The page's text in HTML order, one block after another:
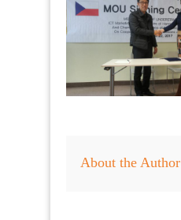
About the Author